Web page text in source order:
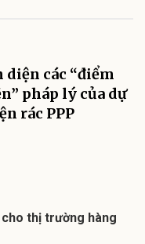
diện các “điểm
pháp lý của dự
rác PPP
thị trường hàng